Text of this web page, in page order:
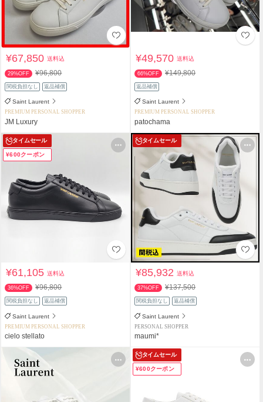
¥67,850送料込
29%OFF ¥96,800
関税負担なし 返品補償
Saint Laurent
PREMIUM PERSONAL SHOPPER
JM Luxury
¥49,570送料込
66%OFF ¥149,800
返品補償
Saint Laurent
PREMIUM PERSONAL SHOPPER
patochama
タイムセール
¥600クーポン
¥61,105送料込
36%OFF ¥96,800
関税負担なし 返品補償
Saint Laurent
PREMIUM PERSONAL SHOPPER
cielo stellato
タイムセール
¥85,932送料込
37%OFF ¥137,500
関税負担なし 返品補償
Saint Laurent
PERSONAL SHOPPER
maumi*
タイムセール
¥600クーポン